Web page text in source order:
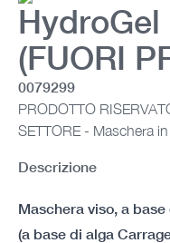
(FUORI
0079299
PRODOTTO
SETTORE - Maschera
Descrizione
Maschera viso, a
(a base di alga